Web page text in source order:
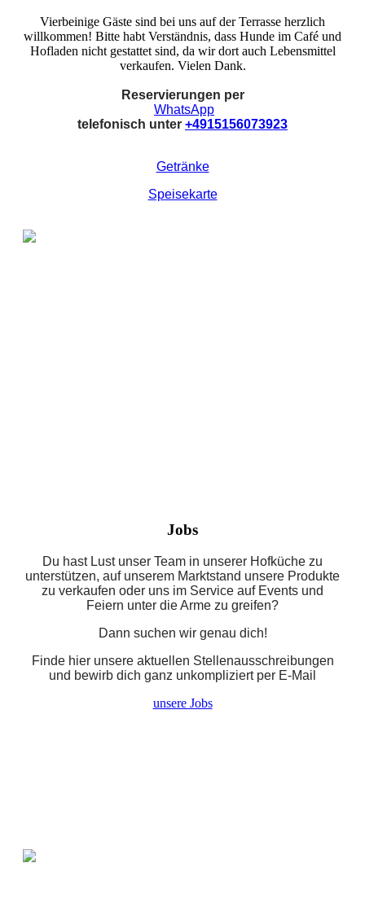
Vierbeinige Gäste sind bei uns auf der Terrasse herzlich
willkommen! Bitte habt Verständnis, dass Hunde im Café und
Hofladen nicht gestattet sind, da wir dort auch Lebensmittel
verkaufen. Vielen Dank.
Reservierungen per
WhatsApp
telefonisch unter +4915156073923
Getränke
Speisekarte
Jobs
Du hast Lust unser Team in unserer Hofküche zu
unterstützen, auf unserem Marktstand unsere Produkte
zu verkaufen oder uns im Service auf Events und
Feiern unter die Arme zu greifen?
Dann suchen wir genau dich!
Finde hier unsere aktuellen Stellenausschreibungen
und bewirb dich ganz unkompliziert per E-Mail
unsere Jobs